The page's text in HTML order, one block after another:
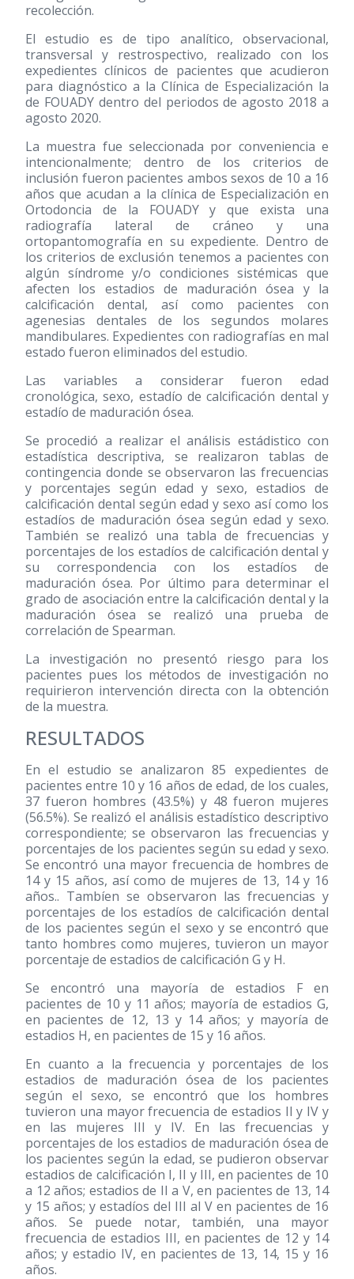
recolección.
El estudio es de tipo analítico, observacional,
transversal y restrospectivo, realizado con los
expedientes clínicos de pacientes que acudieron
para diagnóstico a la Clínica de Especialización la
de FOUADY dentro del periodos de agosto 2018 a
agosto 2020.
La muestra fue seleccionada por conveniencia e
intencionalmente; dentro de los criterios de
inclusión fueron pacientes ambos sexos de 10 a 16
años que acudan a la clínica de Especialización en
Ortodoncia de la FOUADY y que exista una
radiografía lateral de cráneo y una
ortopantomografía en su expediente. Dentro de
los criterios de exclusión tenemos a pacientes con
algún síndrome y/o condiciones sistémicas que
afecten los estadios de maduración ósea y la
calcificación dental, así como pacientes con
agenesias dentales de los segundos molares
mandibulares. Expedientes con radiografías en mal
estado fueron eliminados del estudio.
Las variables a considerar fueron edad
cronológica, sexo, estadío de calcificación dental y
estadío de maduración ósea.
Se procedió a realizar el análisis estádistico con
estadística descriptiva, se realizaron tablas de
contingencia donde se observaron las frecuencias
y porcentajes según edad y sexo, estadios de
calcificación dental según edad y sexo así como los
estadíos de maduración ósea según edad y sexo.
También se realizó una tabla de frecuencias y
porcentajes de los estadíos de calcificación dental y
su correspondencia con los estadíos de
maduración ósea. Por último para determinar el
grado de asociación entre la calcificación dental y la
maduración ósea se realizó una prueba de
correlación de Spearman.
La investigación no presentó riesgo para los
pacientes pues los métodos de investigación no
requirieron intervención directa con la obtención
de la muestra.
RESULTADOS
En el estudio se analizaron 85 expedientes de
pacientes entre 10 y 16 años de edad, de los cuales,
37 fueron hombres (43.5%) y 48 fueron mujeres
(56.5%). Se realizó el análisis estadístico descriptivo
correspondiente; se observaron las frecuencias y
porcentajes de los pacientes según su edad y sexo.
Se encontró una mayor frecuencia de hombres de
14 y 15 años, así como de mujeres de 13, 14 y 16
años.. Tambíen se observaron las frecuencias y
porcentajes de los estadíos de calcificación dental
de los pacientes según el sexo y se encontró que
tanto hombres como mujeres, tuvieron un mayor
porcentaje de estadios de calcificación G y H.
Se encontró una mayoría de estadios F en
pacientes de 10 y 11 años; mayoría de estadios G,
en pacientes de 12, 13 y 14 años; y mayoría de
estadios H, en pacientes de 15 y 16 años.
En cuanto a la frecuencia y porcentajes de los
estadios de maduración ósea de los pacientes
según el sexo, se encontró que los hombres
tuvieron una mayor frecuencia de estadios II y IV y
en las mujeres III y IV. En las frecuencias y
porcentajes de los estadios de maduración ósea de
los pacientes según la edad, se pudieron observar
estadios de calcificación I, II y III, en pacientes de 10
a 12 años; estadios de II a V, en pacientes de 13, 14
y 15 años; y estadíos del III al V en pacientes de 16
años. Se puede notar, también, una mayor
frecuencia de estadios III, en pacientes de 12 y 14
años; y estadio IV, en pacientes de 13, 14, 15 y 16
años.